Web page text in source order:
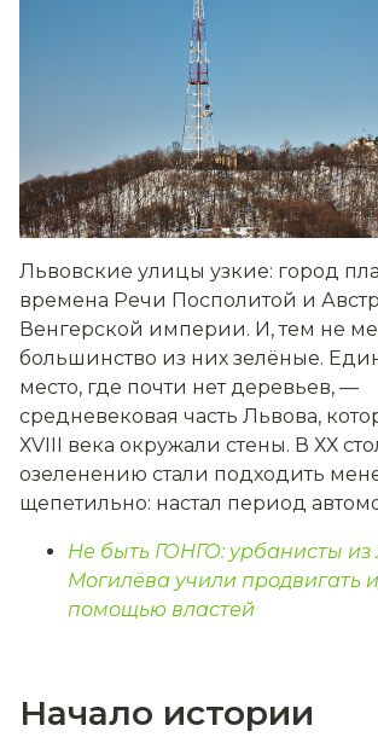
Львовские улицы узкие: город
времена Речи Посполитой и
Венгерской империи. И, тем не
большинство из них зелёные.
место, где почти нет деревьев, —
средневековая часть Львова,
ХVIII века окружали стены. В ХХ
озеленению стали подходить
щепетильно: настал период
Не быть ГОНГО: урбанисты из
Могилёва учили продвигать
помощью властей
Начало истории